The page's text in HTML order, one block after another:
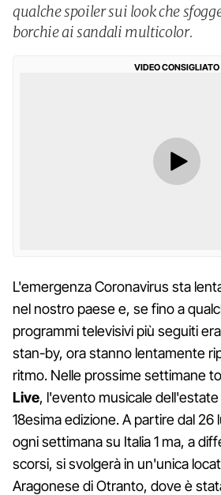
qualche spoiler sui look che
borchie ai sandali multicolor.
VIDEO CONSIGLIATO
L'emergenza Coronavirus sta
nel nostro paese e, se fino a
programmi televisivi più seguiti
stan-by, ora stanno lentamente
ritmo. Nelle prossime settimane
Live, l'evento musicale dell'estate
18esima edizione. A partire dal 26
ogni settimana su Italia 1 ma, a
scorsi, si svolgerà in un'unica
Aragonese di Otranto, dove è